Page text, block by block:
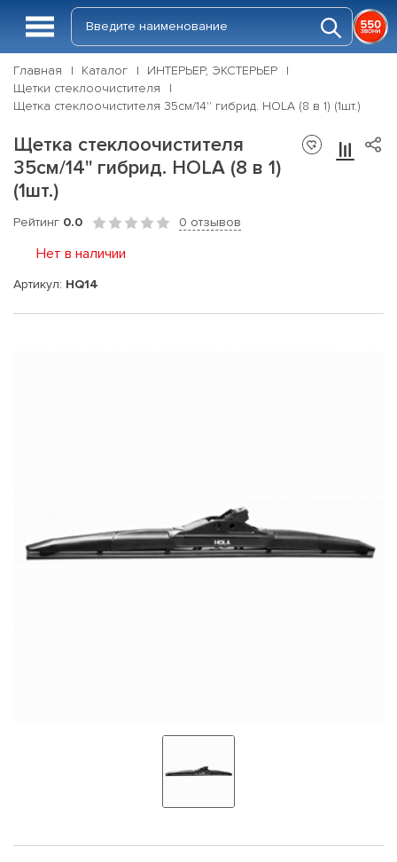
Главная Каталог
ИНТЕРЬЕР, ЭКСТЕРЬЕР
Щетки стеклоочистителя
Щетка стеклоочистителя 35см/14'' гибрид. HOLA (8 в 1) (1шт.)
Щетка стеклоочистителя
35см/14'' гибрид. HOLA (8 в 1)
(1шт.)
Рейтинг 0.0 0 отзывов
Нет в наличии
Артикул: HQ14